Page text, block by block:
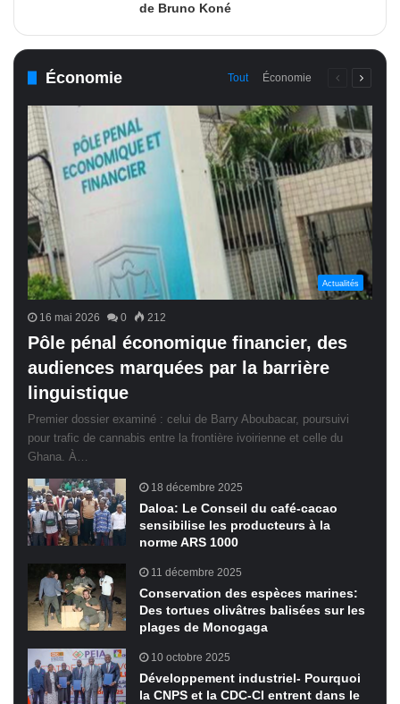
de Bruno Koné
Économie Tout Économie
PagePage
Actualités
16 mai 2026 0 212
Pôle pénal économique financier, des
audiences marquées par la barrière
linguistique
Premier dossier examiné : celui de Barry Aboubacar, poursuivi
pour trafic de cannabis entre la frontière ivoirienne et celle du
Ghana. À…
18 décembre 2025
Daloa: Le Conseil du café-cacao
sensibilise les producteurs à la
norme ARS 1000
11 décembre 2025
Conservation des espèces marines:
Des tortues olivâtres balisées sur les
plages de Monogaga
10 octobre 2025
Développement industriel- Pourquoi
la CNPS et la CDC-CI entrent dans le